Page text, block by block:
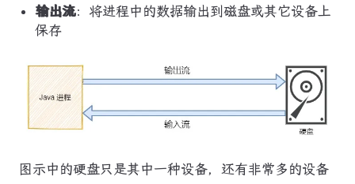
输出流：将进程中的数据输出到磁盘或其它设备上
保存
图示中的硬盘只是其中一种设备，还有非常多的设备